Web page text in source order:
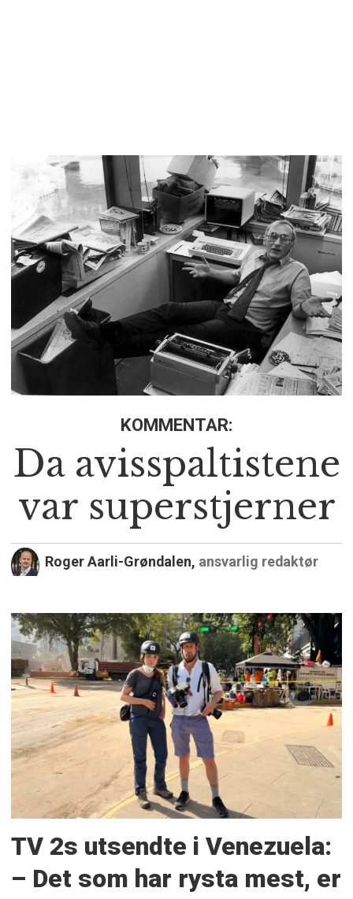
KOMMENTAR:
Da avisspaltistene
var superstjerner
Roger Aarli-Grøndalen, ansvarlig redaktør
TV 2s utsendte i Venezuela:
– Det som har rysta mest, er